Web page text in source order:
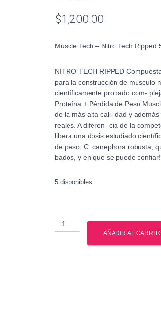
$1,200.00
Muscle Tech – Nitro Tech
NITRO-TECH RIPPED
para la construcción de músculo
científicamente probado com-
Proteína + Pérdida de Peso
de la más alta cali- dad y
reales. A diferen- cia de la
libera una dosis estudiado
de peso, C. canephora robusta,
bados, y en que se puede confiar!
5 disponibles
Muscle
Tech
AÑADIR AL